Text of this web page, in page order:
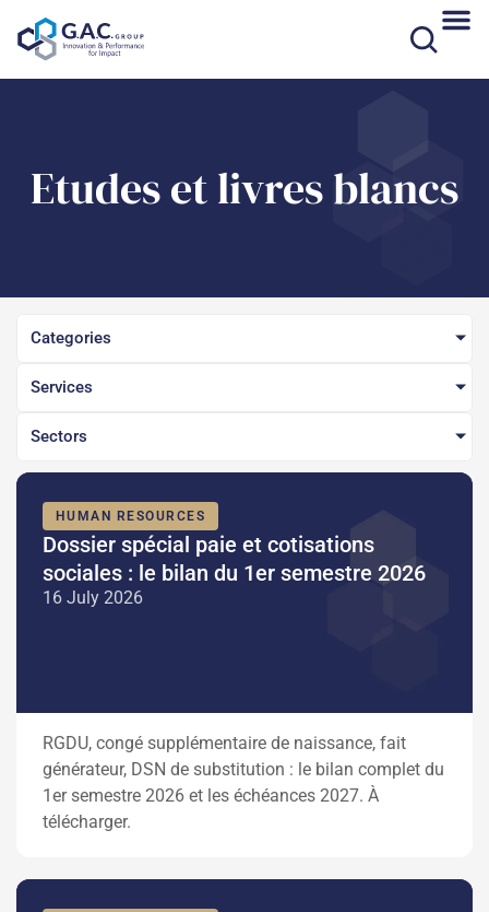
Etudes et livres blancs​
HUMAN RESOURCES
Dossier spécial paie et cotisations
sociales : le bilan du 1er semestre 2026
16 July 2026
RGDU, congé supplémentaire de naissance, fait
générateur, DSN de substitution : le bilan complet du
1er semestre 2026 et les échéances 2027. À
télécharger.
Categories
Services
Sectors